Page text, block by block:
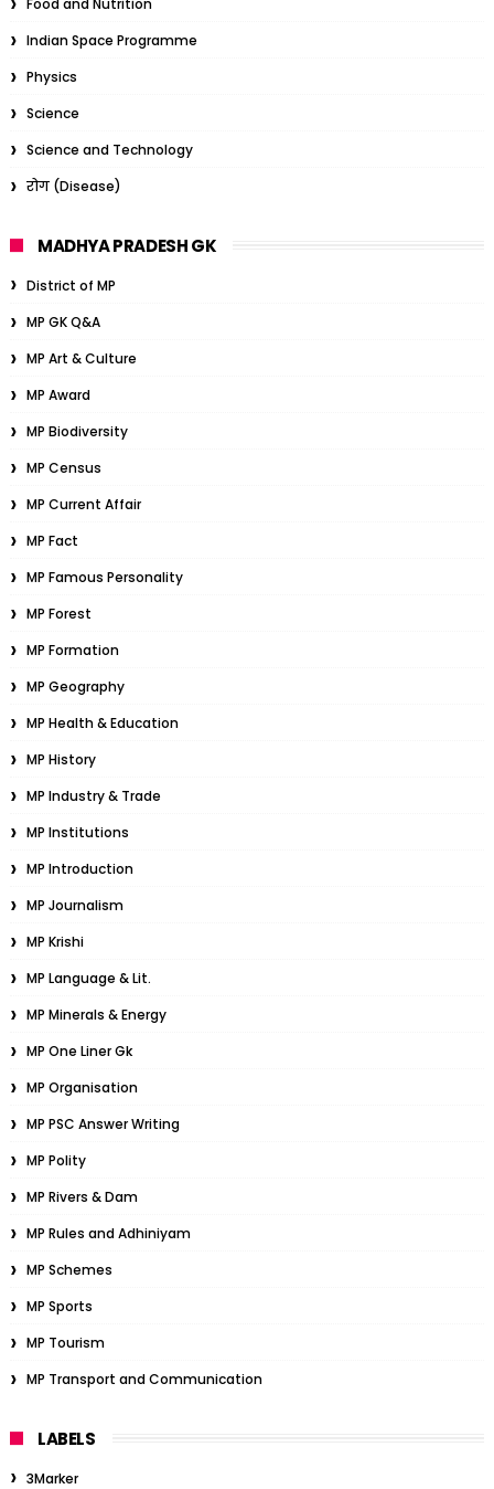
Food and Nutrition
Indian Space Programme
Physics
Science
Science and Technology
रोग (Disease)
MADHYA PRADESH GK
District of MP
MP GK Q&A
MP Art & Culture
MP Award
MP Biodiversity
MP Census
MP Current Affair
MP Fact
MP Famous Personality
MP Forest
MP Formation
MP Geography
MP Health & Education
MP History
MP Industry & Trade
MP Institutions
MP Introduction
MP Journalism
MP Krishi
MP Language & Lit.
MP Minerals & Energy
MP One Liner Gk
MP Organisation
MP PSC Answer Writing
MP Polity
MP Rivers & Dam
MP Rules and Adhiniyam
MP Schemes
MP Sports
MP Tourism
MP Transport and Communication
LABELS
3Marker